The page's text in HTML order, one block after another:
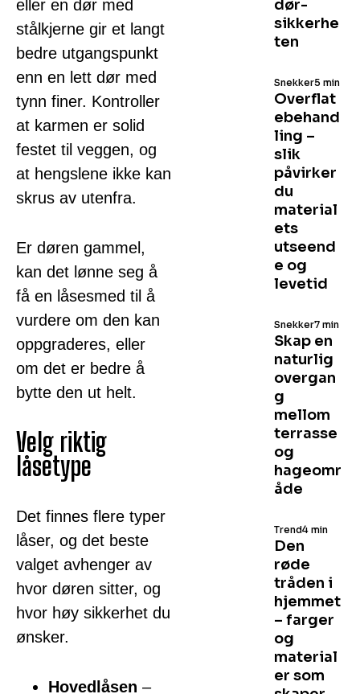
eller en dør med
stålkjerne gir et langt
bedre utgangspunkt
enn en lett dør med
tynn finer. Kontroller
at karmen er solid
festet til veggen, og
at hengslene ikke kan
skrus av utenfra.
Er døren gammel,
kan det lønne seg å
få en låsesmed til å
vurdere om den kan
oppgraderes, eller
om det er bedre å
bytte den ut helt.
Velg riktig
låsetype
Det finnes flere typer
låser, og det beste
valget avhenger av
hvor døren sitter, og
hvor høy sikkerhet du
ønsker.
Hovedlåsen –
dør­
sikkerhe
ten
Overflat
ebehand
ling –
slik
påvirker
du
material
ets
utseend
e og
levetid
Snekker5 min
Skap en
naturlig
overgan
g
mellom
terrasse
og
hageomr
åde
Snekker7 min
Den
røde
tråden i
hjemmet
– farger
og
material
er som
Trend4 min